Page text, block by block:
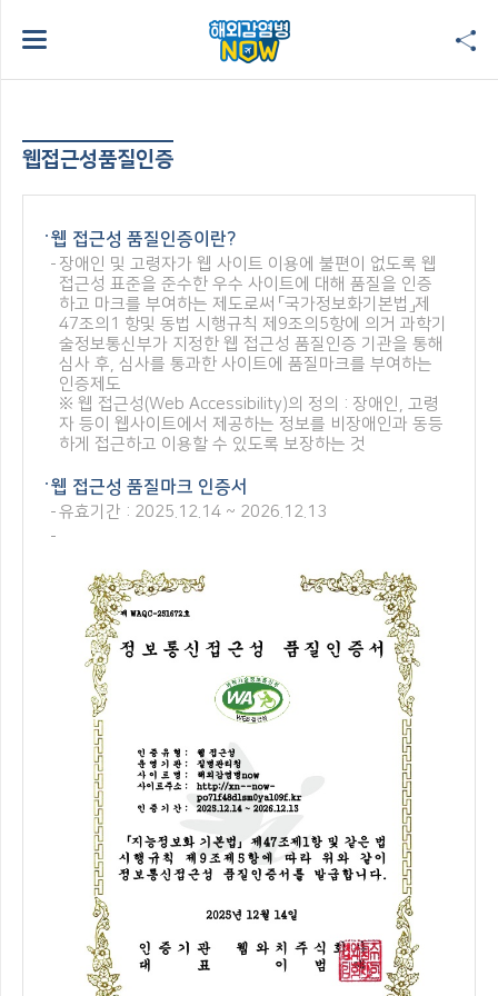
웹접근성품질인증
웹 접근성 품질인증이란?
장애인 및 고령자가 웹 사이트 이용에 불편이 없도록 웹
접근성 표준을 준수한 우수 사이트에 대해 품질을 인증
하고 마크를 부여하는 제도로써 「국가정보화기본법」제
47조의1 항및 동법 시행규칙 제9조의5항에 의거 과학기
술정보통신부가 지정한 웹 접근성 품질인증 기관을 통해
심사 후, 심사를 통과한 사이트에 품질마크를 부여하는
인증제도
※ 웹 접근성(Web Accessibility)의 정의 : 장애인, 고령
자 등이 웹사이트에서 제공하는 정보를 비장애인과 동등
하게 접근하고 이용할 수 있도록 보장하는 것
웹 접근성 품질마크 인증서
유효기간 : 2025.12.14 ~ 2026.12.13